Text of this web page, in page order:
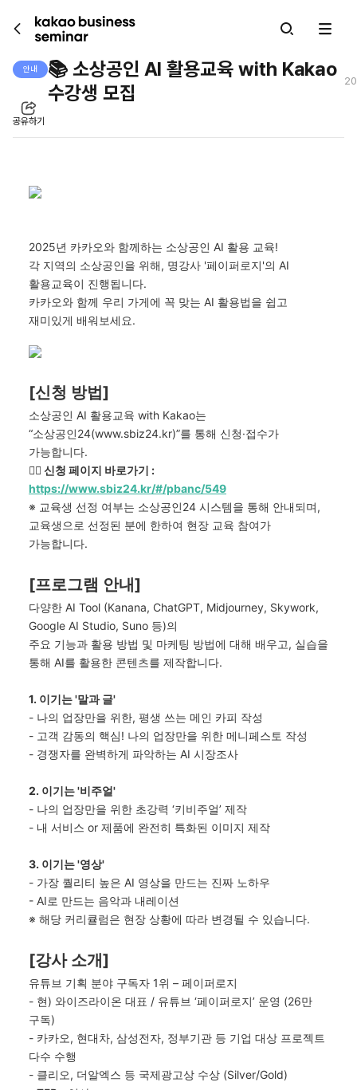
kakao business seminar
안내
📚 소상공인 AI 활용교육 with Kakao
수강생 모집
공유하기
2025년 카카오와 함께하는 소상공인 AI 활용 교육!
각 지역의 소상공인을 위해, 명강사 '페이퍼로지'의 AI
활용교육이 진행됩니다.
카카오와 함께 우리 가게에 꼭 맞는 AI 활용법을 쉽고
재미있게 배워보세요.
[신청 방법]
소상공인 AI 활용교육 with Kakao는
“소상공인24(www.sbiz24.kr)”를 통해 신청·접수가
가능합니다.
👉🏻 신청 페이지 바로가기 :
https://www.sbiz24.kr/#/pbanc/549
※ 교육생 선정 여부는 소상공인24 시스템을 통해 안내되며,
교육생으로 선정된 분에 한하여 현장 교육 참여가
가능합니다.
[프로그램 안내]
다양한 AI Tool (Kanana, ChatGPT, Midjourney, Skywork,
Google AI Studio, Suno 등)의
주요 기능과 활용 방법 및 마케팅 방법에 대해 배우고, 실습을
통해 AI를 활용한 콘텐츠를 제작합니다.
1. 이기는 '말과 글'
- 나의 업장만을 위한, 평생 쓰는 메인 카피 작성
- 고객 감동의 핵심! 나의 업장만을 위한 메니페스토 작성
- 경쟁자를 완벽하게 파악하는 AI 시장조사
2. 이기는 '비주얼'
- 나의 업장만을 위한 초강력 ‘키비주얼’ 제작
- 내 서비스 or 제품에 완전히 특화된 이미지 제작
3. 이기는 '영상'
- 가장 퀄리티 높은 AI 영상을 만드는 진짜 노하우
- AI로 만드는 음악과 내레이션
※ 해당 커리큘럼은 현장 상황에 따라 변경될 수 있습니다.
[강사 소개]
유튜브 기획 분야 구독자 1위 – 페이퍼로지
- 현) 와이즈라이온 대표 / 유튜브 ‘페이퍼로지’ 운영 (26만
구독)
- 카카오, 현대차, 삼성전자, 정부기관 등 기업 대상 프로젝트
다수 수행
- 클리오, 더알엑스 등 국제광고상 수상 (Silver/Gold)